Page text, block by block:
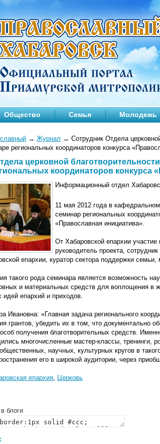
Общество Семья Молодежь
→ Журнал → Сотрудник Отдела
региональных координаторов конкурса
церковной
координаторов конкурса
Информационный отдел
11 мая 2012 года в
семинар региональных
«Православная инициатива».
От Хабаровской епархии
руководитель проекта,
епархии, куратор сектора поддержки семьи,
такого рода семинара является возможность
и материальных средств для воплощения в
епархий и приходов.
Ивановна: «Главная задача регионального
грантов, убедить их в том, что документально
получения благотворительных средств.
многочисленные мастер-классы, тренинги,
научных, культурных кругов в
его в широкой аудитории, через
епархия, Церковь
блоги